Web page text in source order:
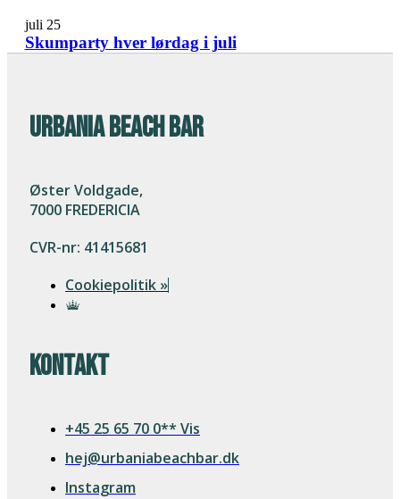
juli 25
Skumparty hver lørdag i juli
URBANIA BEACH BAR
Øster Voldgade,
7000 FREDERICIA
CVR-nr: 41415681
Cookiepolitik »
Kontakt
+45 25 65 70 0** Vis
hej@urbaniabeachbar.dk
Instagram